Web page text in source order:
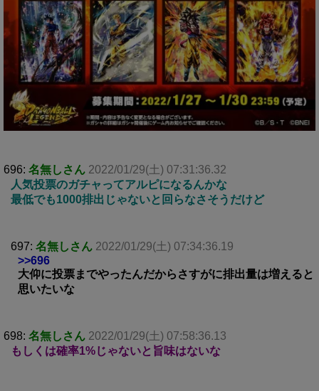
696: 名無しさん 2022/01/29(土) 07:31:36.32
人気投票のガチャってアルピになるんかな
最低でも1000排出じゃないと回らなさそうだけど
697: 名無しさん 2022/01/29(土) 07:34:36.19
>>696
大仰に投票までやったんだからさすがに排出量は増えると
思いたいな
698: 名無しさん 2022/01/29(土) 07:58:36.13
もしくは確率1%じゃないと旨味はないな